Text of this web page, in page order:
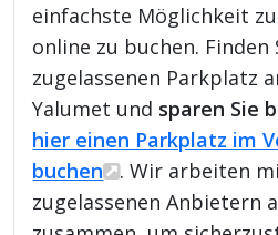
einfachste Möglichkeit
online zu buchen. Finden
zugelassenen Parkplatz
Yalumet und sparen Sie
hier einen Parkplatz im
buchen
. Wir arbeiten
zugelassenen Anbietern